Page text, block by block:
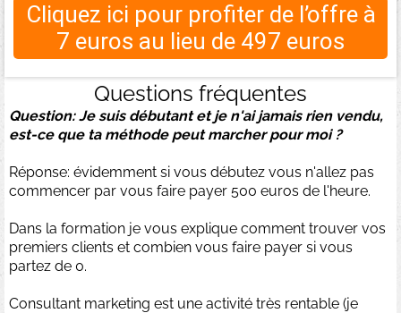
Cliquez ici pour profiter de l’offre à
7 euros au lieu de 497 euros
Questions fréquentes
Question: Je suis débutant et je n'ai jamais rien vendu,
est-ce que ta méthode peut marcher pour moi ?
Réponse: évidemment si vous débutez vous n'allez pas
commencer par vous faire payer 500 euros de l'heure.
Dans la formation je vous explique comment trouver vos
premiers clients et combien vous faire payer si vous
partez de 0.
Consultant marketing est une activité très rentable (je